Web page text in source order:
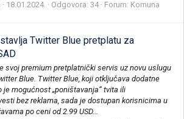
18.01.2024. Odgovora: 34 Forum: Komuna
Twitter Blue pretplatu za
svoj premium pretplatnički servis uz novu uslugu
Blue. Twitter Blue, koji otključava dodatne
je mogućnost „poništavanja“ tvita ili
bez reklama, sada je dostupan korisnicima u
po ceni od 2.99 USD...